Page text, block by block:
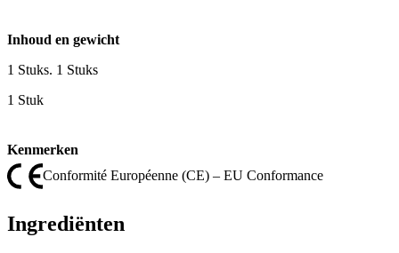
Inhoud en gewicht
1 Stuks. 1 Stuks
1 Stuk
Kenmerken
Conformité Européenne (CE) – EU Conformance
Ingrediënten